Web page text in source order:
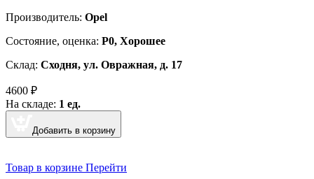
Производитель: Opel
Cостояние, оценка: Р0, Хорошее
Склад: Сходня, ул. Овражная, д. 17
4600 ₽
На складе: 1 ед.
Добавить в корзину
Товар в корзине Перейти